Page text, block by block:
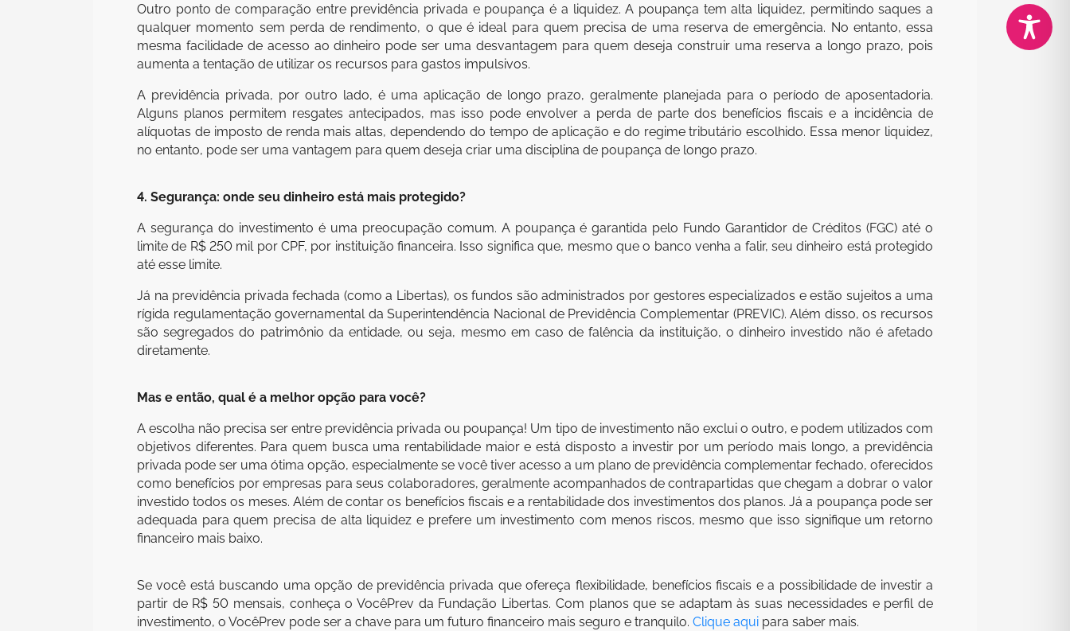
Outro ponto de comparação entre previdência privada e poupança é a liquidez. A poupança tem alta liquidez, permitindo saques a
qualquer momento sem perda de rendimento, o que é ideal para quem precisa de uma reserva de emergência. No entanto, essa
mesma facilidade de acesso ao dinheiro pode ser uma desvantagem para quem deseja construir uma reserva a longo prazo, pois
aumenta a tentação de utilizar os recursos para gastos impulsivos.
A previdência privada, por outro lado, é uma aplicação de longo prazo, geralmente planejada para o período de aposentadoria.
Alguns planos permitem resgates antecipados, mas isso pode envolver a perda de parte dos benefícios fiscais e a incidência de
alíquotas de imposto de renda mais altas, dependendo do tempo de aplicação e do regime tributário escolhido. Essa menor liquidez,
no entanto, pode ser uma vantagem para quem deseja criar uma disciplina de poupança de longo prazo.
4. Segurança: onde seu dinheiro está mais protegido?
A segurança do investimento é uma preocupação comum. A poupança é garantida pelo Fundo Garantidor de Créditos (FGC) até o
limite de R$ 250 mil por CPF, por instituição financeira. Isso significa que, mesmo que o banco venha a falir, seu dinheiro está protegido
até esse limite.
Já na previdência privada fechada (como a Libertas), os fundos são administrados por gestores especializados e estão sujeitos a uma
rígida regulamentação governamental da Superintendência Nacional de Previdência Complementar (PREVIC). Além disso, os recursos
são segregados do patrimônio da entidade, ou seja, mesmo em caso de falência da instituição, o dinheiro investido não é afetado
diretamente.
Mas e então, qual é a melhor opção para você?
A escolha não precisa ser entre previdência privada ou poupança! Um tipo de investimento não exclui o outro, e podem utilizados com
objetivos diferentes. Para quem busca uma rentabilidade maior e está disposto a investir por um período mais longo, a previdência
privada pode ser uma ótima opção, especialmente se você tiver acesso a um plano de previdência complementar fechado, oferecidos
como benefícios por empresas para seus colaboradores, geralmente acompanhados de contrapartidas que chegam a dobrar o valor
investido todos os meses. Além de contar os benefícios fiscais e a rentabilidade dos investimentos dos planos. Já a poupança pode ser
adequada para quem precisa de alta liquidez e prefere um investimento com menos riscos, mesmo que isso signifique um retorno
financeiro mais baixo.
Se você está buscando uma opção de previdência privada que ofereça flexibilidade, benefícios fiscais e a possibilidade de investir a
partir de R$ 50 mensais, conheça o VocêPrev da Fundação Libertas. Com planos que se adaptam às suas necessidades e perfil de
investimento, o VocêPrev pode ser a chave para um futuro financeiro mais seguro e tranquilo. Clique aqui para saber mais.